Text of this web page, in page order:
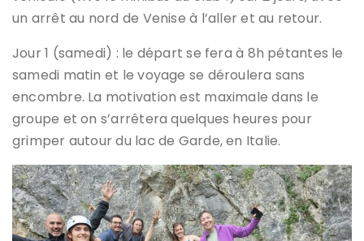
un arrêt au nord de Venise à l’aller et au retour.
Jour 1 (samedi) : le départ se fera à 8h pétantes le
samedi matin et le voyage se déroulera sans
encombre. La motivation est maximale dans le
groupe et on s’arrêtera quelques heures pour
grimper autour du lac de Garde, en Italie.